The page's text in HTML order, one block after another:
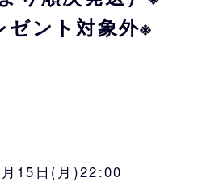
ゼント対象外※
15日(月)22:00